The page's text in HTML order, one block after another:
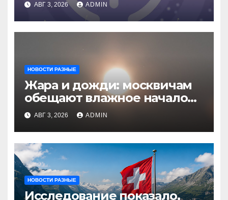
АВГ 3, 2026 ADMIN
НОВОСТИ РАЗНЫЕ
Жара и дожди: москвичам
обещают влажное начало
августа
АВГ 3, 2026 ADMIN
НОВОСТИ РАЗНЫЕ
Исследование показало,